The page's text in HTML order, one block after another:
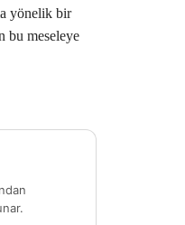
yönelik bir
bu meseleye